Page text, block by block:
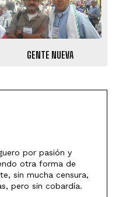
GENTE NUEVA
por pasión y
otra forma de
sin mucha censura,
pero sin cobardía.